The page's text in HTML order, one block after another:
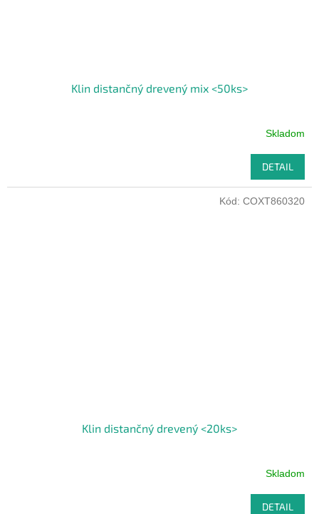
Klin distančný drevený mix <50ks>
Skladom
DETAIL
Klin distančný drevený <20ks>
Skladom
DETAIL
Kód: COXT860320